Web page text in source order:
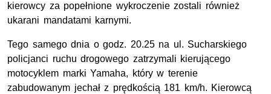
kierowcy za popełnione wykroczenie zostali również
ukarani mandatami karnymi.
Tego samego dnia o godz. 20.25 na ul. Sucharskiego
policjanci ruchu drogowego zatrzymali kierującego
motocyklem marki Yamaha, który w terenie
zabudowanym jechał z prędkością 181 km/h. Kierowcą